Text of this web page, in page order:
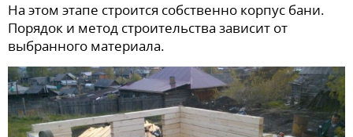
На этом этапе строится собственно корпус бани.
Порядок и метод строительства зависит от
выбранного материала.